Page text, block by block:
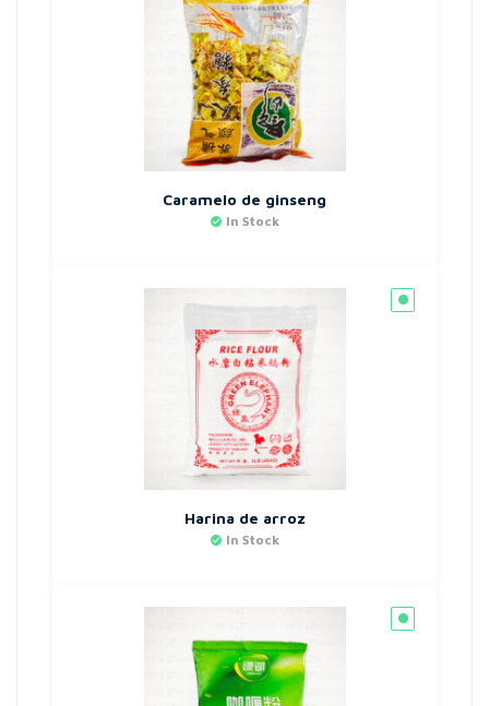
Caramelo de ginseng
In Stock
Harina de arroz
In Stock